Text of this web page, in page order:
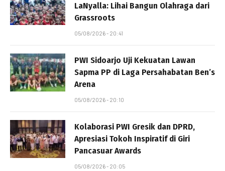
LaNyalla: Lihai Bangun Olahraga dari
Grassroots
05/08/2026 - 20:41
PWI Sidoarjo Uji Kekuatan Lawan
Sapma PP di Laga Persahabatan Ben’s
Arena
05/08/2026 - 20:10
Kolaborasi PWI Gresik dan DPRD,
Apresiasi Tokoh Inspiratif di Giri
Pancasuar Awards
05/08/2026 - 20:05